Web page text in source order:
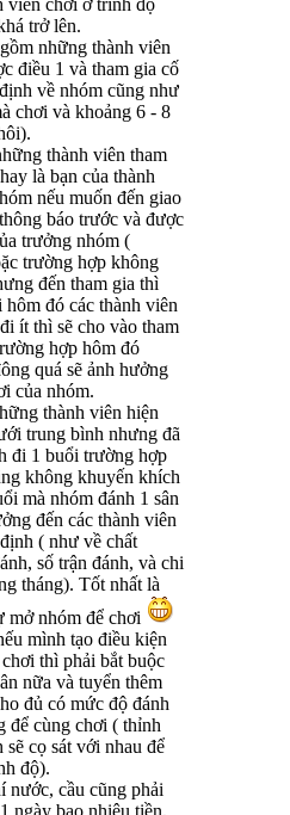
viên chơi ở trình độ
trở lên.
những thành viên
điều 1 và tham gia cố
về nhóm cũng như
chơi và khoảng 6 - 8
thành viên tham
là bạn của thành
nếu muốn đến giao
báo trước và được
trưởng nhóm (
trường hợp không
đến tham gia thì
hôm đó các thành viên
ít thì sẽ cho vào tham
hợp hôm đó
quá sẽ ảnh hưởng
của nhóm.
thành viên hiện
trung bình nhưng đã
đi 1 buổi trường hợp
không khuyến khích
mà nhóm đánh 1 sân
đến các thành viên
( như về chất
số trận đánh, và chi
tháng). Tốt nhất là
mở nhóm để chơi
mình tạo điều kiện
thì phải bắt buộc
nữa và tuyển thêm
đủ có mức độ đánh
để cùng chơi ( thỉnh
sẽ cọ sát với nhau để
độ).
nước, cầu cũng phải